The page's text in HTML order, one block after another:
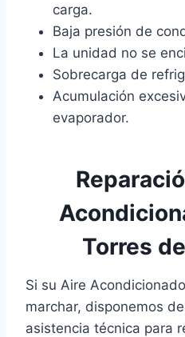
carga.
Baja presión de
La unidad no se
Sobrecarga de
Acumulación
evaporador.
Torres
Si su Aire
marchar, disponemos
asistencia técnica para